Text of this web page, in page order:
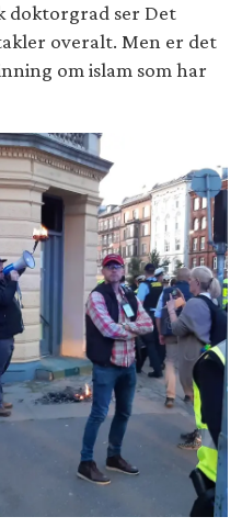
doktorgrad ser Det
overalt. Men er det
om islam som har